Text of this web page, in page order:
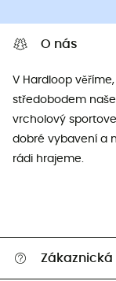
O nás
V Hardloop
středobodem
vrcholový
dobré vybavení a
rádi hrajeme.
Zákaznická